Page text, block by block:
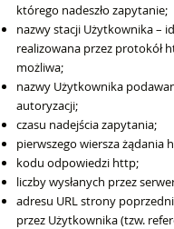
którego nadeszło zapytanie;
nazwy stacji Użytkownika –
realizowana przez protokół
możliwa;
nazwy Użytkownika
autoryzacji;
czasu nadejścia zapytania;
pierwszego wiersza żądania
kodu odpowiedzi http;
liczby wysłanych przez
adresu URL strony
przez Użytkownika (tzw.